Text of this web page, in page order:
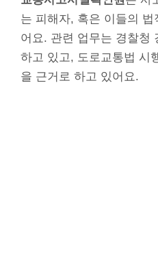
는 피해자, 혹은 이들의
어요. 관련 업무는 경찰청
하고 있고, 도로교통법 시
을 근거로 하고 있어요.